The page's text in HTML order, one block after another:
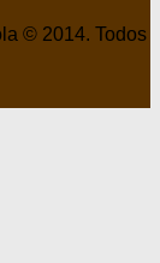
© 2014. Todos